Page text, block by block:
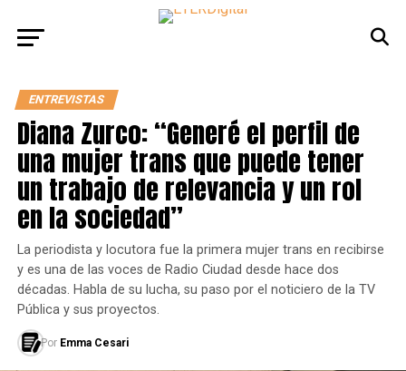
ENTREVISTAS
Diana Zurco: “Generé el perfil de
una mujer trans que puede tener
un trabajo de relevancia y un rol
en la sociedad”
La periodista y locutora fue la primera mujer trans en recibirse
y es una de las voces de Radio Ciudad desde hace dos
décadas. Habla de su lucha, su paso por el noticiero de la TV
Pública y sus proyectos.
Por Emma Cesari